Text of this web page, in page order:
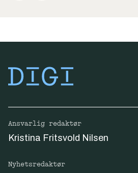
Ansvarlig redaktør
Kristina Fritsvold Nilsen
Nyhetsredaktør